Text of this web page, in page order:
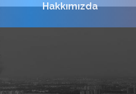
Hakkımızda